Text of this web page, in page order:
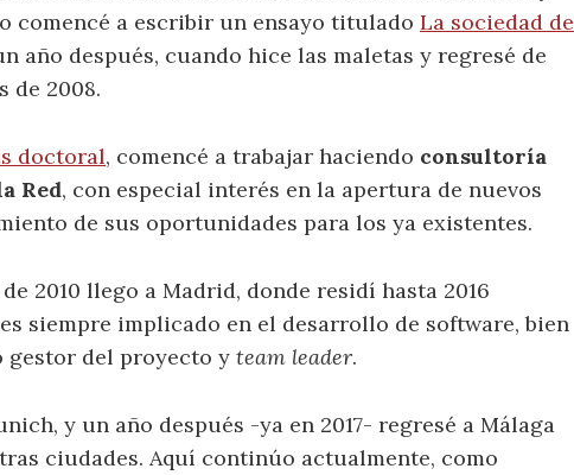
comencé a escribir un ensayo titulado La sociedad de
año después, cuando hice las maletas y regresé de
de 2008.
doctoral, comencé a trabajar haciendo consultoría
Red, con especial interés en la apertura de nuevos
de sus oportunidades para los ya existentes.
2010 llego a Madrid, donde residí hasta 2016
siempre implicado en el desarrollo de software, bien
gestor del proyecto y team leader.
y un año después -ya en 2017- regresé a Málaga
ciudades. Aquí continúo actualmente, como